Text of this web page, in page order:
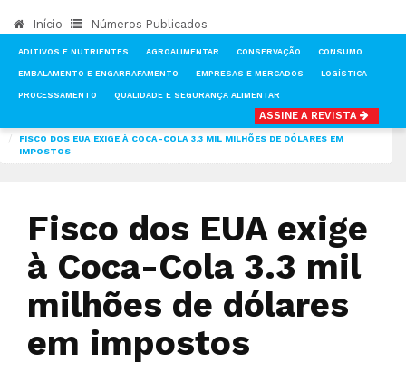
Início Números Publicados
ADITIVOS E NUTRIENTES AGROALIMENTAR CONSERVAÇÃO CONSUMO
EMBALAMENTO E ENGARRAFAMENTO EMPRESAS E MERCADOS LOGÍSTICA
PROCESSAMENTO QUALIDADE E SEGURANÇA ALIMENTAR
ASSINE A REVISTA
FISCO DOS EUA EXIGE À COCA-COLA 3.3 MIL MILHÕES DE DÓLARES EM
IMPOSTOS
Fisco dos EUA exige
à Coca-Cola 3.3 mil
milhões de dólares
em impostos